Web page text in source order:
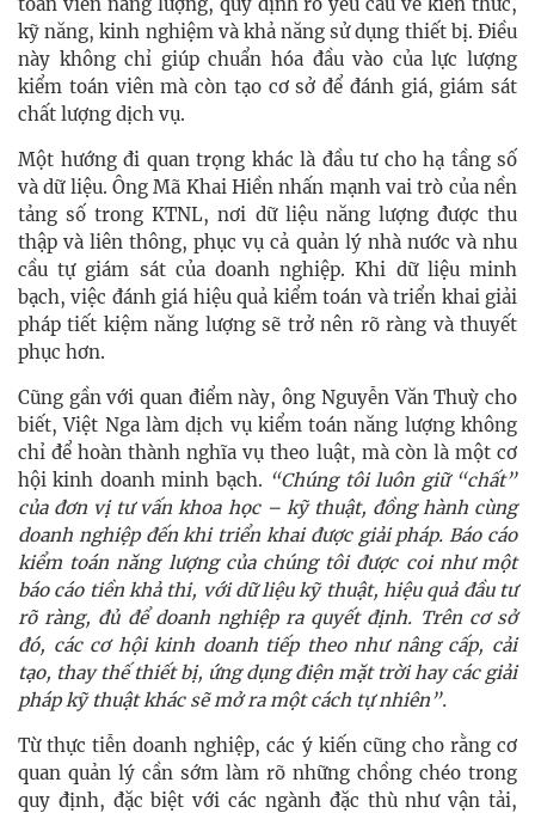
kỹ năng, kinh nghiệm và khả năng sử dụng thiết bị. Điều
này không chỉ giúp chuẩn hóa đầu vào của lực lượng
kiểm toán viên mà còn tạo cơ sở để đánh giá, giám sát
chất lượng dịch vụ.
Một hướng đi quan trọng khác là đầu tư cho hạ tầng số
và dữ liệu. Ông Mã Khai Hiền nhấn mạnh vai trò của nền
tảng số trong KTNL, nơi dữ liệu năng lượng được thu
thập và liên thông, phục vụ cả quản lý nhà nước và nhu
cầu tự giám sát của doanh nghiệp. Khi dữ liệu minh
bạch, việc đánh giá hiệu quả kiểm toán và triển khai giải
pháp tiết kiệm năng lượng sẽ trở nên rõ ràng và thuyết
phục hơn.
Cũng gần với quan điểm này, ông Nguyễn Văn Thuỳ cho
biết, Việt Nga làm dịch vụ kiểm toán năng lượng không
chỉ để hoàn thành nghĩa vụ theo luật, mà còn là một cơ
hội kinh doanh minh bạch. “Chúng tôi luôn giữ “chất”
của đơn vị tư vấn khoa học – kỹ thuật, đồng hành cùng
doanh nghiệp đến khi triển khai được giải pháp. Báo cáo
kiểm toán năng lượng của chúng tôi được coi như một
báo cáo tiền khả thi, với dữ liệu kỹ thuật, hiệu quả đầu tư
rõ ràng, đủ để doanh nghiệp ra quyết định. Trên cơ sở
đó, các cơ hội kinh doanh tiếp theo như nâng cấp, cải
tạo, thay thế thiết bị, ứng dụng điện mặt trời hay các giải
pháp kỹ thuật khác sẽ mở ra một cách tự nhiên”.
Từ thực tiễn doanh nghiệp, các ý kiến cũng cho rằng cơ
quan quản lý cần sớm làm rõ những chồng chéo trong
quy định, đặc biệt với các ngành đặc thù như vận tải,